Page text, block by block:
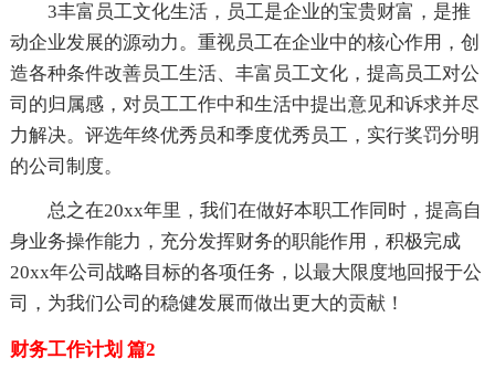
3丰富员工文化生活，员工是企业的宝贵财富，是推
动企业发展的源动力。重视员工在企业中的核心作用，创
造各种条件改善员工生活、丰富员工文化，提高员工对公
司的归属感，对员工工作中和生活中提出意见和诉求并尽
力解决。评选年终优秀员和季度优秀员工，实行奖罚分明
的公司制度。
总之在20xx年里，我们在做好本职工作同时，提高自
身业务操作能力，充分发挥财务的职能作用，积极完成
20xx年公司战略目标的各项任务，以最大限度地回报于公
司，为我们公司的稳健发展而做出更大的贡献！
财务工作计划 篇2